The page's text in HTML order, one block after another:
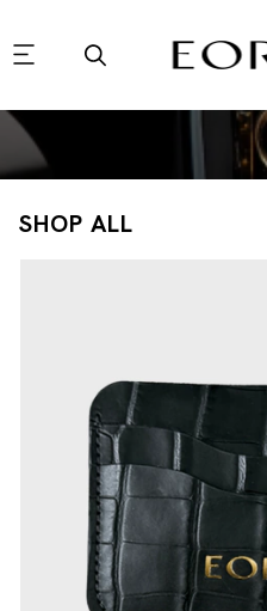
SHOP ALL